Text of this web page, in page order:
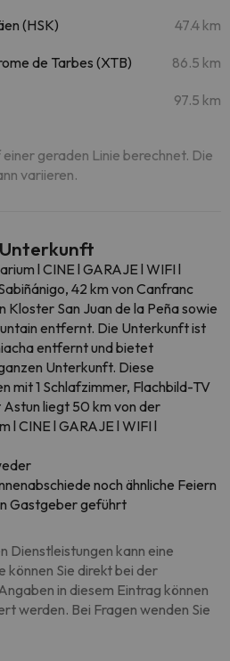
(HSK) 47.4 km
de Tarbes (XTB) 86.5 km
97.5 km
geraden Linie berechnet. Die
variieren.
l CINE l GARAJE l WIFI l
42 km von Canfranc
Kloster San Juan de la Peña sowie
entfernt. Die Unterkunft ist
entfernt und bietet
Unterkunft. Diese
mit 1 Schlafzimmer, Flachbild-TV
liegt 50 km von der
l CINE l GARAJE l WIFI l
noch ähnliche Feiern
Gastgeber geführt
Dienstleistungen kann eine
können Sie direkt bei der
in diesem Eintrag können
werden. Bei Fragen wenden Sie